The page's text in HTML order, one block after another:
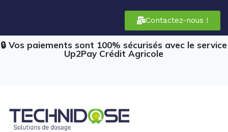
Contactez-nous !
🔒 Vos paiements sont 100% sécurisés avec le service
Up2Pay Crédit Agricole